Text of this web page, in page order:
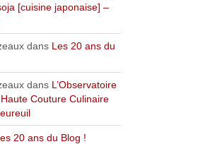
[cuisine japonaise] –
dans Les 20 ans du
dans L’Observatoire
Couture Culinaire
20 ans du Blog !